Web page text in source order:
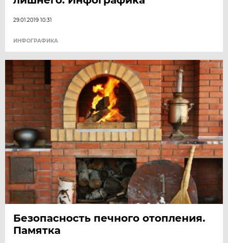
29.01.2019 10:31
ИНФОГРАФИКА
Безопасность печного отопления.
Памятка